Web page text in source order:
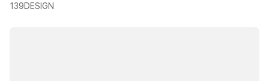
139DESIGN